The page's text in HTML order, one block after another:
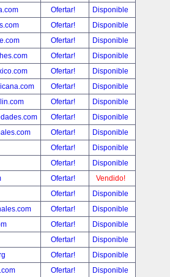
Ofertar!
Disponible
Ofertar!
Disponible
Ofertar!
Disponible
Ofertar!
Disponible
Ofertar!
Disponible
Ofertar!
Disponible
Ofertar!
Disponible
Ofertar!
Disponible
Ofertar!
Disponible
Ofertar!
Disponible
Ofertar!
Disponible
Ofertar!
Vendido!
Ofertar!
Disponible
Ofertar!
Disponible
Ofertar!
Disponible
Ofertar!
Disponible
Ofertar!
Disponible
Ofertar!
Disponible